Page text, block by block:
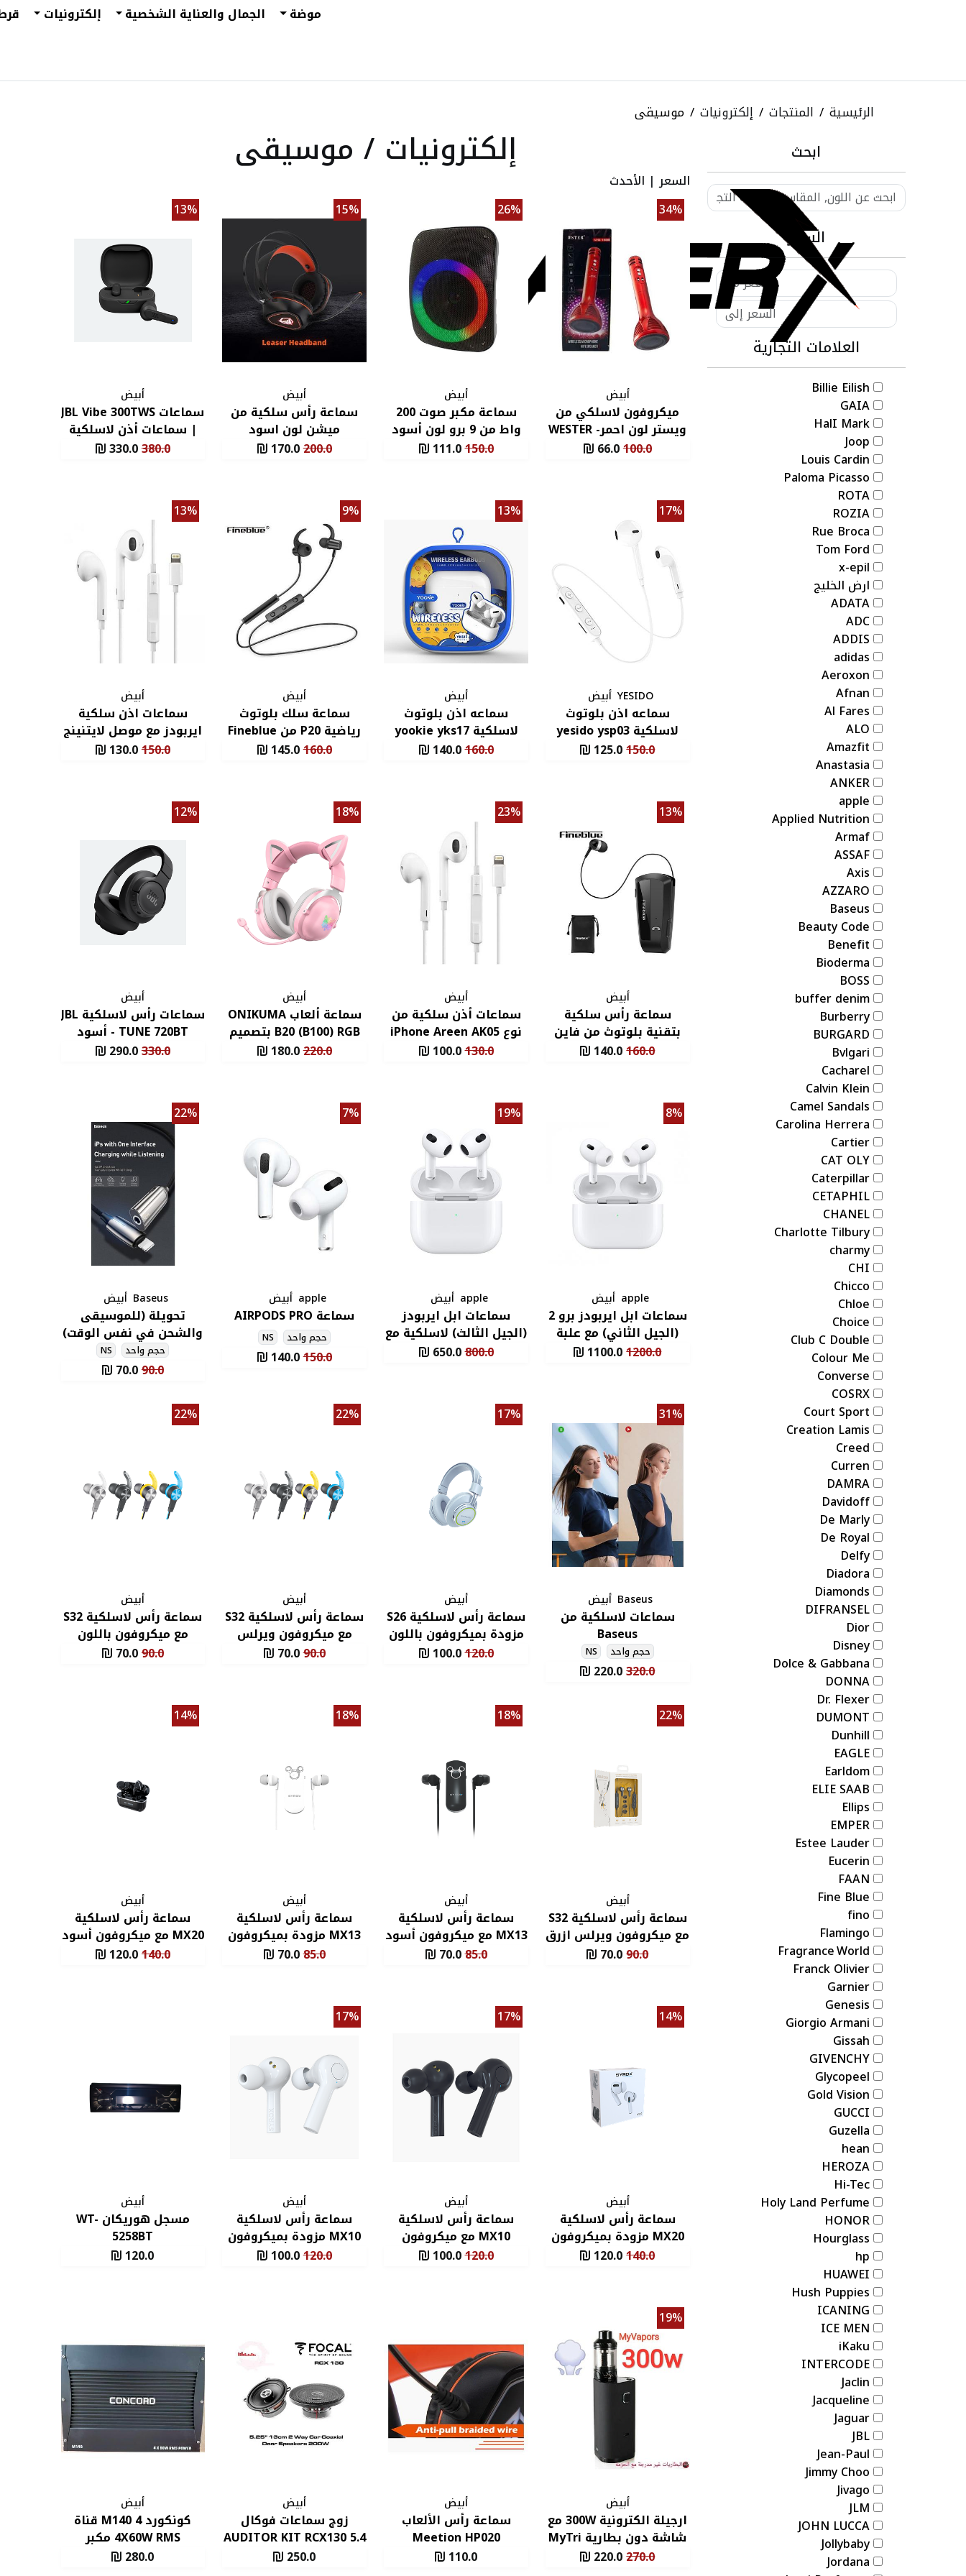
موضة الجمال والعناية الشخصية إلكترونيات
الرئيسية المنتجات إلكترونيات موسيقى
ابحث
السعر
العلامات التجارية
GAIA
HalI Mark
ROTA
ROZIA
ارض الخليج
ADATA
ADC
ANKER
Armaf
ASSAF
buffer denim
Burberry
Cartier
CAT OLY
Caterpillar
CETAPHIL
CHANEL
Charlotte Tilbury
charmy
COSRX
DAMRA
Davidoff
De Marly
Delfy
DIFRANSEL
Dior
Disney
DONNA
Dr. Flexer
EAGLE
Earldom
EMPER
Estee Lauder
Franck Olivier
Garnier
GIVENCHY
HEROZA
Hi-Tec
HONOR
INTERCODE
Jaguar
JBL
JOHN LUCCA
Jollybaby
إلكترونيات / موسيقى
السعر | الأحدث
34%
أبيض
ميكروفون لاسلكي من
ويستر لون احمر- WESTER
Wireless Microphone
100.0
66.0
26%
أبيض
سماعة مكبر صوت 200
واط من 9 برو لون أسود
150.0
111.0
15%
أبيض
سماعة رأس سلكية من
ميشن لون اسود
200.0
170.0
13%
أبيض
سماعات JBL Vibe 300TWS
| سماعات أذن لاسلكية
حقيقية380.0
330.0
17%
YESIDO أبيض
سماعه اذن بلوتوث
لاسلكية yesido ysp03
150.0
125.0
13%
أبيض
سماعه اذن بلوتوث
لاسلكية yookie yks17
160.0
140.0
9%
أبيض
سماعة سلك بلوتوث
رياضية P20 من Fineblue
لون ابيض
160.0
145.0
13%
أبيض
سماعات اذن سلكية
ايربودز مع موصل لايتنينج
لون أبيض
150.0
130.0
13%
أبيض
سماعة رأس سلكية
بتقنية بلوتوث من فاين
بلو F990
160.0
140.0
23%
أبيض
سماعات أذن سلكية من
نوع iPhone Areen AK05
130.0
100.0
18%
أبيض
سماعة ألعاب ONIKUMA
B20 (B100) RGB بتصميم
آذان قطة، بلوتوث
220.0
180.0
12%
أبيض
سماعات رأس لاسلكية JBL
TUNE 720BT - أسود
330.0
290.0
8%
apple أبيض
سماعات ابل ايربودز برو 2
(الجيل الثاني) مع علبة
شحن1200.0
1100.0
19%
apple أبيض
سماعات ابل ايربودز
(الجيل الثالث) لاسلكية مع
كفالة لمدة عام
800.0
650.0
7%
apple أبيض
سماعة AIRPODS PRO
حجم واحد NS
150.0
140.0
22%
Baseus أبيض
تحويلة (للموسيقى
والشحن في نفس الوقت)
لأجهزة الايفون من
Baseus
حجم واحد NS
90.0
70.0
31%
Baseus أبيض
سماعات لاسلكية من
Baseus
حجم واحد NS
320.0
220.0
17%
أبيض
سماعة رأس لاسلكية S26
مزودة بميكروفون باللون
الأبيض وايرلس
120.0
100.0
22%
أبيض
سماعة رأس لاسلكية S32
مع ميكروفون ويرلس
أسود90.0
70.0
22%
أبيض
سماعة رأس لاسلكية S32
مع ميكروفون باللون
الأبيض90.0
70.0
22%
أبيض
سماعة رأس لاسلكية S32
مع ميكروفون ويرلس ازرق
90.0
70.0
18%
أبيض
سماعة رأس لاسلكية
MX13 مع ميكروفون أسود
سماعة رأس وايرلس
85.0
70.0
18%
أبيض
سماعة رأس لاسلكية
MX13 مزودة بميكروفون
باللون الأبيض وايرلس
85.0
70.0
14%
أبيض
سماعة رأس لاسلكية
MX20 مع ميكروفون أسود
140.0
120.0
14%
أبيض
سماعة رأس لاسلكية
MX20 مزودة بميكروفون
باللون الأبيض
140.0
120.0
17%
أبيض
سماعة رأس لاسلكية
MX10 مع ميكروفون
باللون الأسود
120.0
100.0
17%
أبيض
سماعة رأس لاسلكية
MX10 مزودة بميكروفون
باللون الأبيض وايرلس
120.0
100.0
أبيض
مسجل هوريكان WT-
5258BT
120.0
19%
أبيض
ارجيلة الكترونية 300W مع
شاشة دون بطارية MyTri
270.0
220.0
أبيض
سماعة رأس الألعاب
Meetion HP020
110.0
أبيض
زوج سماعات فوكال
AUDITOR KIT RCX130 5.4
2WAY‏
250.0
أبيض
كونكورد M140 4 قناة
4X60W RMS مكبر
كهربائي امبليفير
280.0